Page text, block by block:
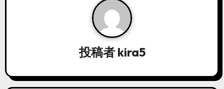
ン
投稿者 kira5